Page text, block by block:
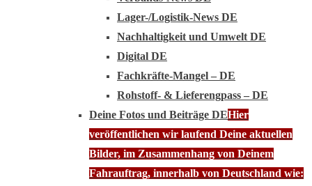
Lager-/Logistik-News DE
Nachhaltigkeit und Umwelt DE
Digital DE
Fachkräfte-Mangel – DE
Rohstoff- & Lieferengpass – DE
Deine Fotos und Beiträge DEHier
veröffentlichen wir laufend Deine aktuellen
Bilder, im Zusammenhang von Deinem
Fahrauftrag, innerhalb von Deutschland wie: